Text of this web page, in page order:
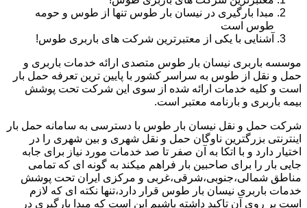
مبدا بارگیری در نیسان بار طوس تنها از طوس و حومه
طوس است
آشنایی با یکی از معتبرترین شرکت های باربری طوس!
موسسه باربری نیسان بار طوس متصدی ارائه خدمات باربری و
حمل و نقل از طوس به سراسر کشور با پایین ترین تعرفه حمل بار
است و کلیه خدمات ارائه شده از سوی این شرکت تحت پوشش
بیمه باربری و بارنامه معتبر است.
شرکت حمل و نقل نیسان بار طوس با دسترسی به سامانه حمل بار
اینترنتی بزرگترین ناوگان حمل و نقل شهری و بین شهری را در
اختیار دارد و با اتکا به آن صفر تا صد خدمات مورد نیاز برای جابه
جایی بار را برای صاحبین بار فراهم میکند به گونه ای که تمامی
مناطق شمالی،جنوبی،شرقی،غربی و مرکزی ایران تحت پوشش
خدمات باربری نیسان بار طوس قرار دارد،تنها نکته ای که لازم
است بر روی آن تاکید داشته باشیم این است که مبدا بارگیری در